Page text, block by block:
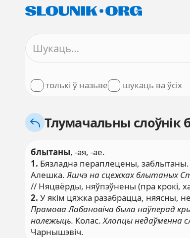
толькі ў назьве шукаць ва ўсіх
Тлумачальны слоўнік
блытаны, -ая, -ае.
1. Бязладна пераплецены, заблытаны.
Алешка.Яшчэ на сцежках блытаных
// Няцвёрды, няўпэўнены (пра крокі,
2. У якім цяжка разабрацца, няясны,
Прамова Лабановіча была наўперад
належыць. Колас.Хлопцы недаўменна
Чарнышэвіч.